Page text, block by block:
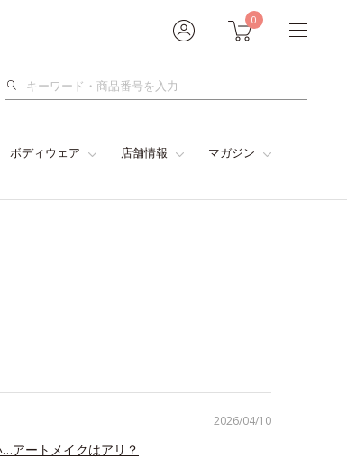
0
検
ボディウェア 店舗情報 マガジン
2026/04/10
アートメイクはアリ？